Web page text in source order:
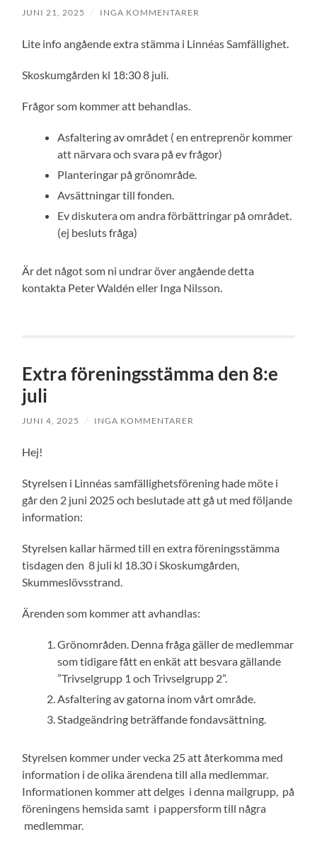
JUNI 21, 2025 / INGA KOMMENTARER
Lite info angående extra stämma i Linnéas Samfällighet.
Skoskumgården kl 18:30 8 juli.
Frågor som kommer att behandlas.
Asfaltering av området ( en entreprenör kommer
att närvara och svara på ev frågor)
Planteringar på grönområde.
Avsättningar till fonden.
Ev diskutera om andra förbättringar på området.
(ej besluts fråga)
Är det något som ni undrar över angående detta
kontakta Peter Waldén eller Inga Nilsson.
Extra föreningsstämma den 8:e
juli
JUNI 4, 2025 / INGA KOMMENTARER
Hej!
Styrelsen i Linnéas samfällighetsförening hade möte i
går den 2 juni 2025 och beslutade att gå ut med följande
information:
Styrelsen kallar härmed till en extra föreningsstämma
tisdagen den 8 juli kl 18.30 i Skoskumgården,
Skummeslövsstrand.
Ärenden som kommer att avhandlas:
Grönområden. Denna fråga gäller de medlemmar
som tidigare fått en enkät att besvara gällande
”Trivselgrupp 1 och Trivselgrupp 2”.
Asfaltering av gatorna inom vårt område.
Stadgeändring beträffande fondavsättning.
Styrelsen kommer under vecka 25 att återkomma med
information i de olika ärendena till alla medlemmar.
Informationen kommer att delges i denna mailgrupp, på
föreningens hemsida samt i pappersform till några
medlemmar.